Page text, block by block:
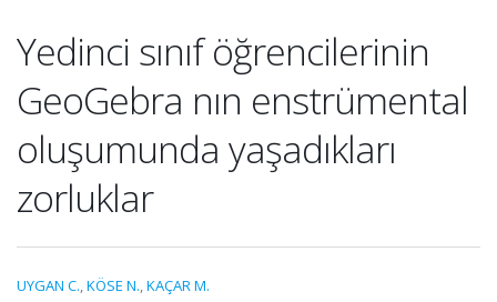
Yedinci sınıf öğrencilerinin
GeoGebra nın enstrümental
oluşumunda yaşadıkları
zorluklar
UYGAN C.,KÖSE N.,KAÇAR M.